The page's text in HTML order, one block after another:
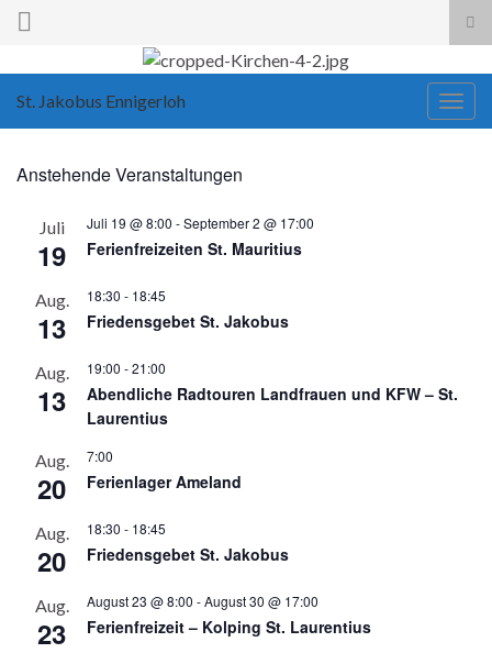
Search for:
St. Jakobus Ennigerloh
Anstehende Veranstaltungen
Juli
19
Juli 19 @ 8:00 -September 2 @ 17:00
Ferienfreizeiten St. Mauritius
Aug.
13
18:30 - 18:45
Friedensgebet St. Jakobus
Aug.
13
19:00 -21:00
Abendliche Radtouren Landfrauen und KFW – St.
Laurentius
Aug.
20
7:00
Ferienlager Ameland
Aug.
20
18:30 - 18:45
Friedensgebet St. Jakobus
Aug.
23
August 23 @ 8:00 -August 30 @ 17:00
Ferienfreizeit – Kolping St. Laurentius